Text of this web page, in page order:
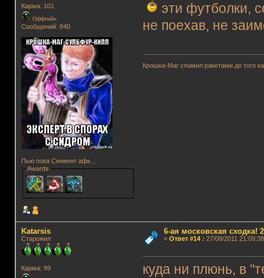
Карма: 101
Оффлайн
Сообщений: 840
Пью пока Синвент афк...
Awards
эти футболки,
не поехав, не
Крошка-Маг спамил ракетами до того
Katarsis
Старожил
Карма: 99
6-ая московская сходка!
« Ответ #14: 27/08/2011
куда ни плюнь, в